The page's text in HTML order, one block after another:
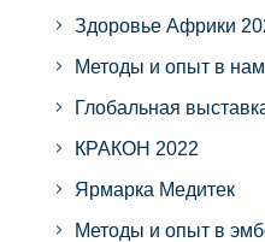
Здоровье Африки
Методы и опыт в
Глобальная
КРАКОН 2022
Ярмарка Медитек
Методы и опыт в